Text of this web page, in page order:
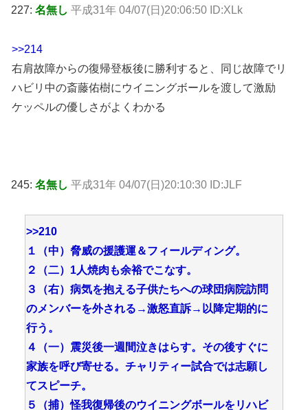
227: 名無し 平成31年 04/07(日)20:06:50 ID:XLk
>>214
右肩故障からの復帰登板後に勝利すると、同じ故障でリ
ハビリ中の斎藤佑樹にウイニングボールを渡して激励
ケッペルの優しさがよくわかる
245: 名無し 平成31年 04/07(日)20:10:30 ID:JLF
>>210
１（中）脅威の援護運＆フィールディング。
２（二）1人焼肉も余裕でこなす。
３（右）病気を抱える子供たちへの球団病院訪問
のメンバーを外される→激怒直訴→以降定期的に
行う。
４（一）震災後一週間泣きはらす。その後すぐに
家族を呼び寄せる。チャリティー試合では志願し
てスピーチ。
５（捕）怪我復帰後のウイニングボールをリハビ